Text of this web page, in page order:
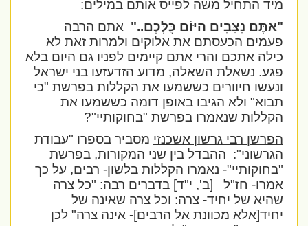
מיד התחיל משה לפייס אותם במילים:
"אַתֶּם נִצָּבִים הַיּוֹם כֻּלְּכֶם.." אתם הרבה
פעמים הכעסתם את אלוקים ולמרות זאת לא
כילה אתכם והרי אתם קיימים לפניו גם היום בלא
פגע. נשאלת השאלה, מדוע הזדעזעו בני ישראל
ונעשו חיוורים כששמעו את הקללות בפרשת "כי
תבוא" ולא הגיבו באופן דומה כששמעו את
הקללות שנאמרו בפרשת "בחוקותיי"?
הפרשן רבי גרשון אשכנזימסביר בספרו "עבודת
הגרשוני": ההבדל בין שני המקורות, בפרשת
"בחוקותיי"- נאמרו הקללות בלשון- רבים, על כך
אמרו- חז"ל
[ב', י"ד] בדברים רבה:"כל צרה
שהיא של יחיד- צרה: וכל צרה שאינה של
יחיד[אלא מכוונת אל הרבים]- אינה צרה" לכן